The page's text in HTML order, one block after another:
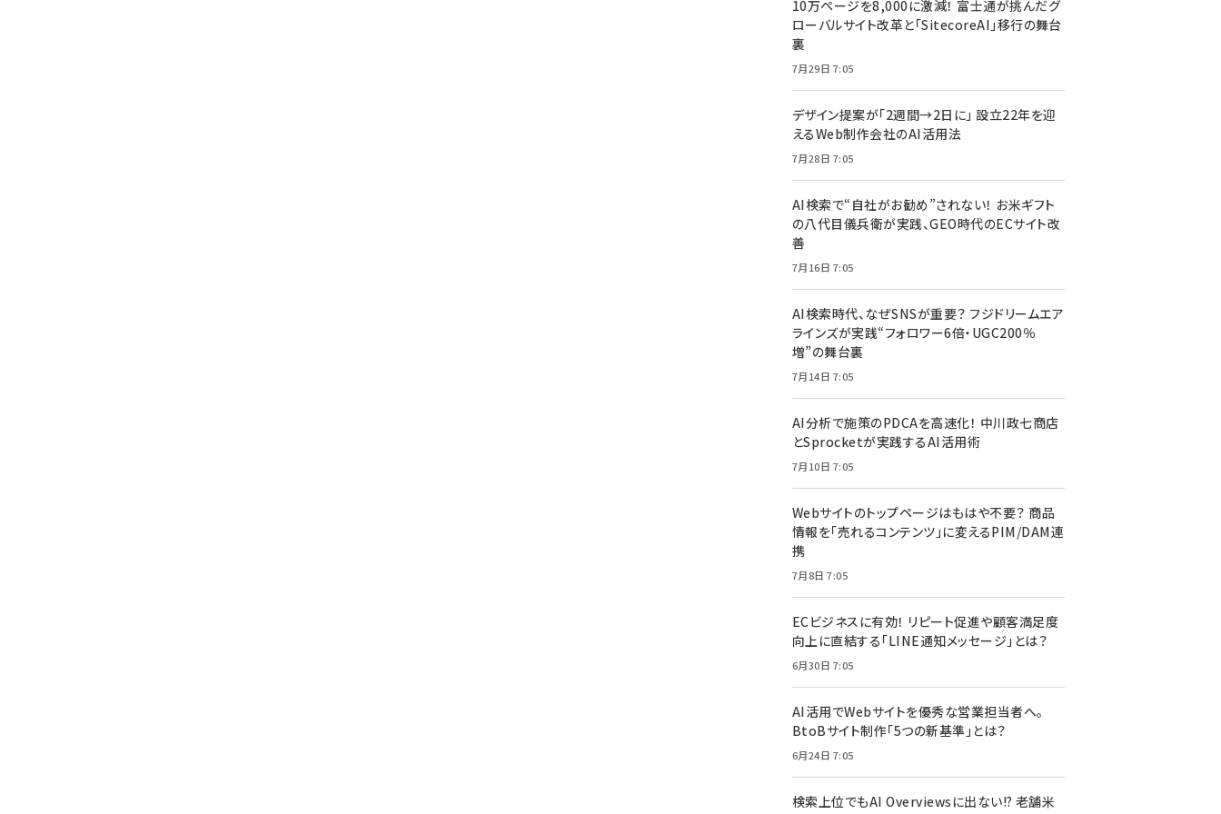
10万ページを8,000に激減！ 富士通が挑んだグ
ローバルサイト改革と「SitecoreAI」移行の舞台
裏
7月29日 7:05
デザイン提案が「2週間→2日に」 設立22年を迎
えるWeb制作会社のAI活用法
7月28日 7:05
AI検索で“自社がお勧め”されない！ お米ギフト
の八代目儀兵衛が実践、GEO時代のECサイト改
善
7月16日 7:05
AI検索時代、なぜSNSが重要？ フジドリームエア
ラインズが実践“フォロワー6倍・UGC200％
増”の舞台裏
7月14日 7:05
AI分析で施策のPDCAを高速化！ 中川政七商店
とSprocketが実践するAI活用術
7月10日 7:05
Webサイトのトップページはもはや不要？ 商品
情報を「売れるコンテンツ」に変えるPIM/DAM連
携
7月8日 7:05
ECビジネスに有効！ リピート促進や顧客満足度
向上に直結する「LINE通知メッセージ」とは？
6月30日 7:05
AI活用でWebサイトを優秀な営業担当者へ。
BtoBサイト制作「5つの新基準」とは？
6月24日 7:05
検索上位でもAI Overviewsに出ない!? 老舗米